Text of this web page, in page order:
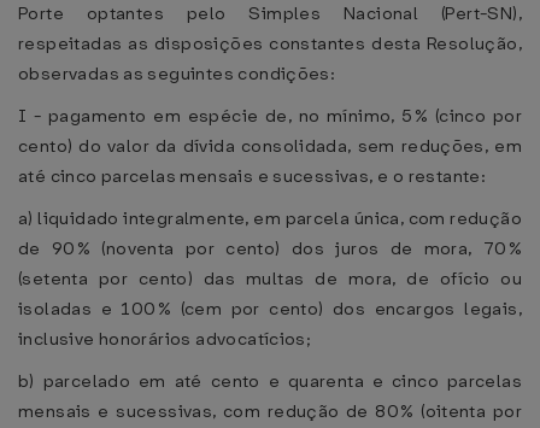
Porte optantes pelo Simples Nacional (Pert-SN),
respeitadas as disposições constantes desta Resolução,
observadas as seguintes condições:
I - pagamento em espécie de, no mínimo, 5% (cinco por
cento) do valor da dívida consolidada, sem reduções, em
até cinco parcelas mensais e sucessivas, e o restante:
a) liquidado integralmente, em parcela única, com redução
de 90% (noventa por cento) dos juros de mora, 70%
(setenta por cento) das multas de mora, de ofício ou
isoladas e 100% (cem por cento) dos encargos legais,
inclusive honorários advocatícios;
b) parcelado em até cento e quarenta e cinco parcelas
mensais e sucessivas, com redução de 80% (oitenta por